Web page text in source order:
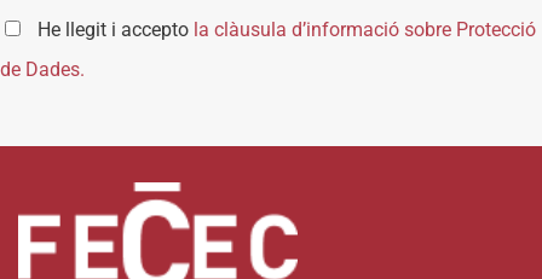
He llegit i accepto la clàusula d’informació sobre Protecció
de Dades.